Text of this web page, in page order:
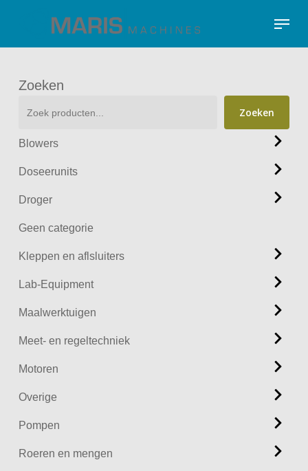
main
Menu
Zoeken
Zoeken
Blowers
Doseerunits
Droger
Geen categorie
Kleppen en aflsluiters
Lab-Equipment
Maalwerktuigen
Meet- en regeltechniek
Motoren
Overige
Pompen
Roeren en mengen
Close